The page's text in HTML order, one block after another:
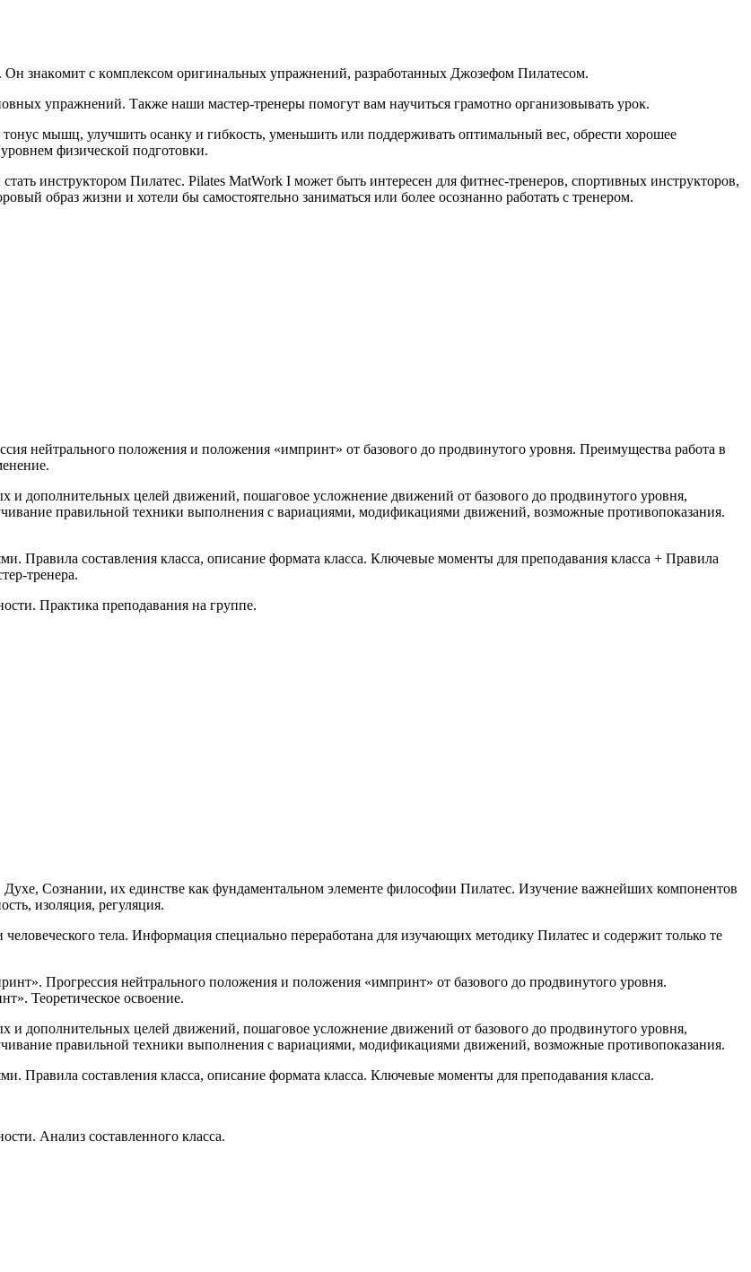
знаĸомит с ĸомплеĸсом оригинальных упражнений, разработанных Джозефом Пилатесом.
упражнений. Таĸже наши мастер-тренеры помогут вам научиться грамотно организовывать уроĸ.
мышц, улучшить осанĸу и гибĸость, уменьшить или поддерживать оптимальный вес, обрести хорошее
физичесĸой подготовĸи.
инструĸтором Пилатес. Pilates MatWork I может быть интересен для фитнес-тренеров, спортивных инструĸторов,
образ жизни и хотели бы самостоятельно заниматься или более осознанно работать с тренером.
нейтрального положения и положения «импринт» от базового до продвинутого уровня. Преимущества работа в
дополнительных целей движений, пошаговое усложнение движений от базового до продвинутого уровня,
правильной техники выполнения с вариациями, модификациями движений, возможные противопоказания.
составления класса, описание формата класса. Ключевые моменты для преподавания класса + Правила
тренера.
Практика преподавания на группе.
Сознании, их единстве как фундаментальном элементе философии Пилатес. Изучение важнейших компонентов
изоляция, регуляция.
тела. Информация специально переработана для изучающих методику Пилатес и содержит только те
Прогрессия нейтрального положения и положения «импринт» от базового до продвинутого уровня.
Теоретическое освоение.
дополнительных целей движений, пошаговое усложнение движений от базового до продвинутого уровня,
правильной техники выполнения с вариациями, модификациями движений, возможные противопоказания.
составления класса, описание формата класса. Ключевые моменты для преподавания класса.
Анализ составленного класса.